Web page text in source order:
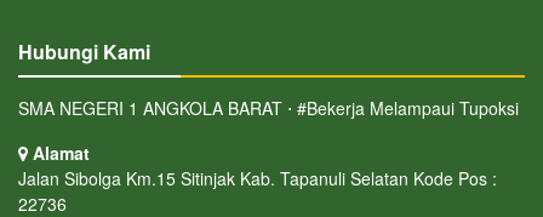
Hubungi Kami
SMA NEGERI 1 ANGKOLA BARAT ⋅ #Bekerja Melampaui Tupoksi
Alamat
Jalan Sibolga Km.15 Sitinjak Kab. Tapanuli Selatan Kode Pos :
22736